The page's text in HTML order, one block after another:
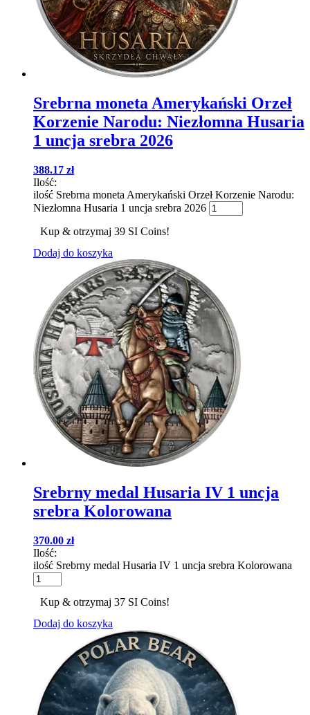
Srebrna moneta Amerykański Orzeł
Korzenie Narodu: Niezłomna Husaria
1 uncja srebra 2026
388.17 zł
Ilość:
ilość Srebrna moneta Amerykański Orzeł Korzenie Narodu:
Niezłomna Husaria 1 uncja srebra 2026
Kup & otrzymaj 39 SI Coins!
Dodaj do koszyka
Srebrny medal Husaria IV 1 uncja
srebra Kolorowana
370.00 zł
Ilość:
ilość Srebrny medal Husaria IV 1 uncja srebra Kolorowana
Kup & otrzymaj 37 SI Coins!
Dodaj do koszyka